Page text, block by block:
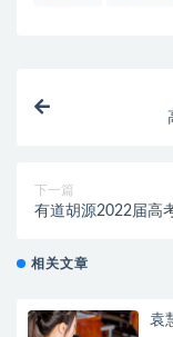
下一篇
有道胡源2022届高
相关文章
袁